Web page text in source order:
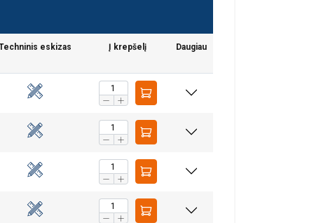
eskizas Į krepšelį Daugiau
standartą DIN EN 818-7.